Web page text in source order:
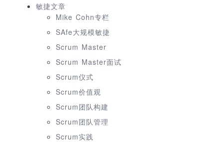
敏捷文章
Mike Cohn专栏
SAfe大规模敏捷
Scrum Master
Scrum Master面试
Scrum仪式
Scrum价值观
Scrum团队构建
Scrum团队管理
Scrum实践